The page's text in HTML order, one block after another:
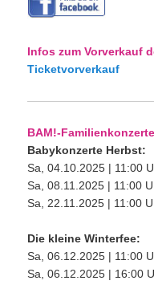
Infos zum Vorverkauf
Ticketvorverkauf
BAM!-
Babykonzerte Herbst:
Sa, 04.10.2025 | 11:00
Sa, 08.11.2025 | 11:00
Sa, 22.11.2025 | 11:00
Die kleine Winterfee:
Sa, 06.12.2025 | 11:00
Sa, 06.12.2025 | 16:00